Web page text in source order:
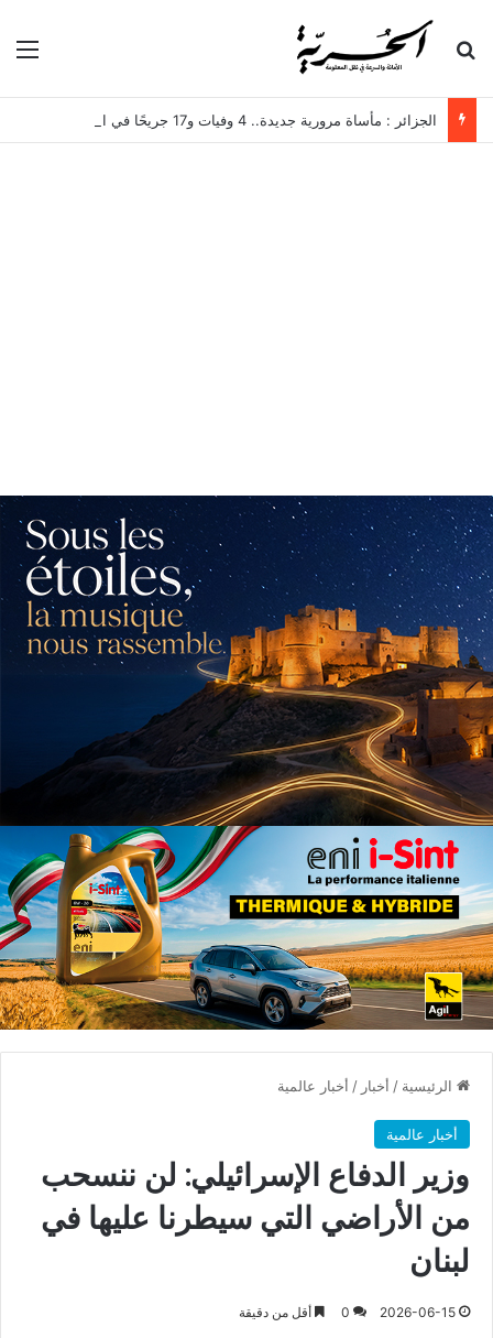
بحث عن
الرئيسية / أخبار / أخبار عالمية
أخبار عالمية
وزير الدفاع الإسرائيلي: لن ننسحب
من الأراضي ‌التي ‌سيطرنا ⁠عليها في
لبنان
2026-06-15
0 أقل من دقيقة